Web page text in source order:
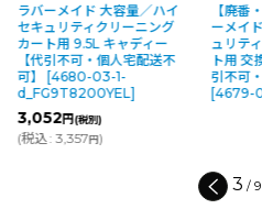
／ハイ
ング
ィー
送不
【廃番・再入荷なし】ラバ
ーメイド 大容量／ハイセキ
ュリティクリーニングカー
ト用 交換用布製バッグ【代
引不可・個人宅配送不可】
[4679-03-1-d_1966888]
4 / 9